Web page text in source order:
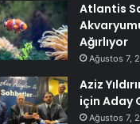
Atlantis
Ağırlıyor
Ağustos 7,
Aziz
için Aday
Ağustos 7,